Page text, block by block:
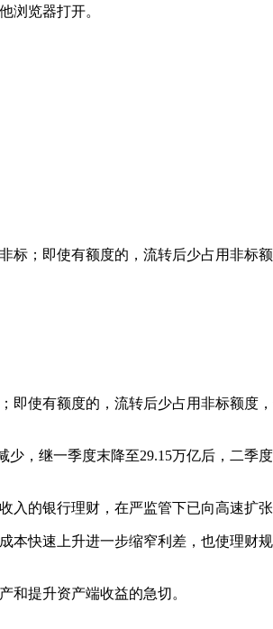
浏览器打开。
；即使有额度的，流转后少占用非标
使有额度的，流转后少占用非标额度
继一季度末降至29.15万亿后，二季
的银行理财，在严监管下已向高速扩张
快速上升进一步缩窄利差，也使理财
提升资产端收益的急切。